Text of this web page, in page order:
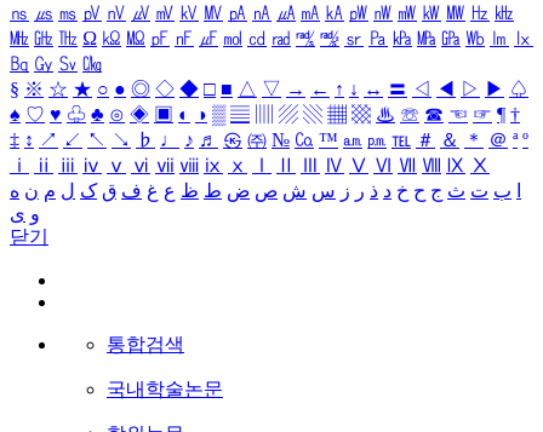
㎱ ㎲ ㎳ ㎴ ㎵ ㎶ ㎷ ㎸ ㎹ ㎀ ㎁ ㎂ ㎃ ㎄ ㎺ ㎻ ㎽ ㎾ ㎿ ㎐ ㎑
㎒ ㎓ ㎔ Ω ㏀ ㏁ ㎊ ㎋ ㎌ ㏖ ㏅ ㎭ ㎮ ㎯ ㏛ ㎩ ㎪ ㎫ ㎬ ㏝ ㏐
㏓
㏃ ㏉ ㏜ ㏆
§ ※ ☆ ★ ○ ● ◎ ◇ ◆ □ ■ △ ▽ → ← ↑ ↓ ↔ 〓 ◁ ◀ ▷ ▶ ♤
♠ ♡ ♥ ♧ ♣ ⊙ ◈ ▣ ◐ ◑ ▒ ▤ ▨ ▧ ▦ ▩ ♨ ☏ ☎ ☜ ☞ ¶ †
‡ ↕ ↗ ↙ ↖ ↘ ♭ ♩ ♪ ♬ ㉿ ㈜ № ㏇ ™ ㏂ ㏘ ℡ ＃ ＆ ＊ ＠ ª º
ⅰ
ⅱ ⅲ ⅳ ⅴ ⅵ ⅶ ⅷ ⅸ ⅹ Ⅳ Ⅴ Ⅵ Ⅶ Ⅷ Ⅸ Ⅹ
ب ت ث ج ح خ د ذ ر ز س ش ص ض ط ظ ع غ ف ق ک ل م ن ه
و ی
닫기
통합검색
국내학술논문